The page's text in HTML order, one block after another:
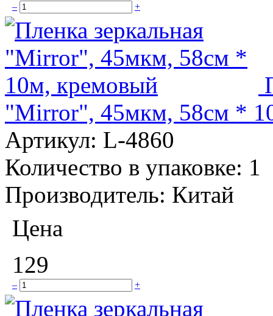
– +
"Mirror", 45мкм, 58см *
Артикул: L-4860
Количество в упаковке: 1
Производитель: Китай
Цена
129
– +